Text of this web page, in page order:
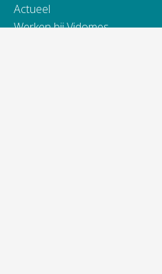
Actueel
Werken bij Vidomes